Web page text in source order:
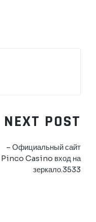
NEXT POST
– Официальный сайт
Pinco Casino вход на
зеркало.3533